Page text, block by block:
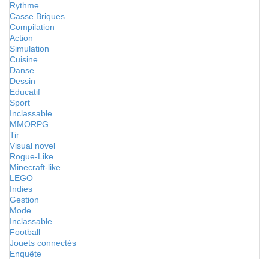
Rythme
Casse Briques
Compilation
Action
Simulation
Cuisine
Danse
Dessin
Educatif
Sport
Inclassable
MMORPG
Tir
Visual novel
Rogue-Like
Minecraft-like
LEGO
Indies
Gestion
Mode
Inclassable
Football
Jouets connectés
Enquête